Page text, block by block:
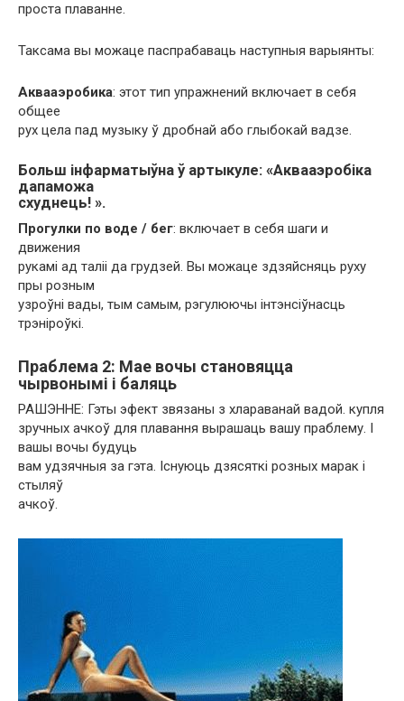
проста плаванне.
Таксама вы можаце паспрабаваць наступныя варыянты:
Аквааэробика: этот тип упражнений включает в себя
общее
рух цела пад музыку ў дробнай або глыбокай вадзе.
Больш інфарматыўна ў артыкуле: «Аквааэробіка
дапаможа
схуднець! ».
Прогулки по воде / бег: включает в себя шаги и
движения
рукамі ад таліі да грудзей. Вы можаце здзяйсняць руху
пры розным
узроўні вады, тым самым, рэгулюючы інтэнсіўнасць
трэніроўкі.
Праблема 2: Мае вочы становяцца
чырвонымі і баляць
РАШЭННЕ: Гэты эфект звязаны з хлараванай вадой. купля
зручных ачкоў для плавання вырашаць вашу праблему. І
вашы вочы будуць
вам удзячныя за гэта. Існуюць дзясяткі розных марак і
стыляў
ачкоў.